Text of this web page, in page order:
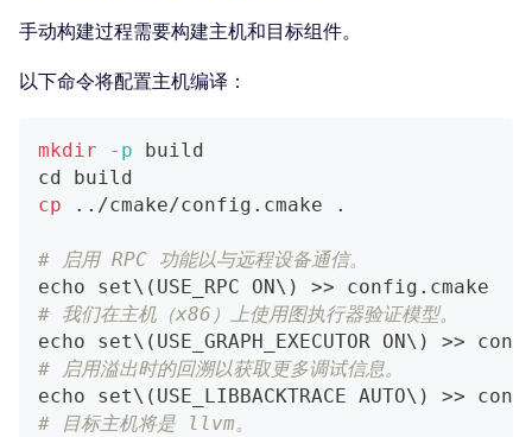
手动构建过程需要构建主机和目标组件。
以下命令将配置主机编译：
mkdir -p build
cd build
cp
.. /cmake/config.cmake .
# 启用 RPC 功能以与远程设备通信。
echo set\ ( USE_RPC ON\ ) >> config.cmake
# 我们在主机（x86）上使用图执行器验证模型。
echo set\ ( USE_GRAPH_EXECUTOR ON\ ) >>
# 启用溢出时的回溯以获取更多调试信息。
echo set\ ( USE_LIBBACKTRACE AUTO\ ) >>
# 目标主机将是 llvm。